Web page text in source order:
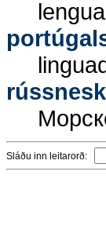
Sláðu inn leitarorð: